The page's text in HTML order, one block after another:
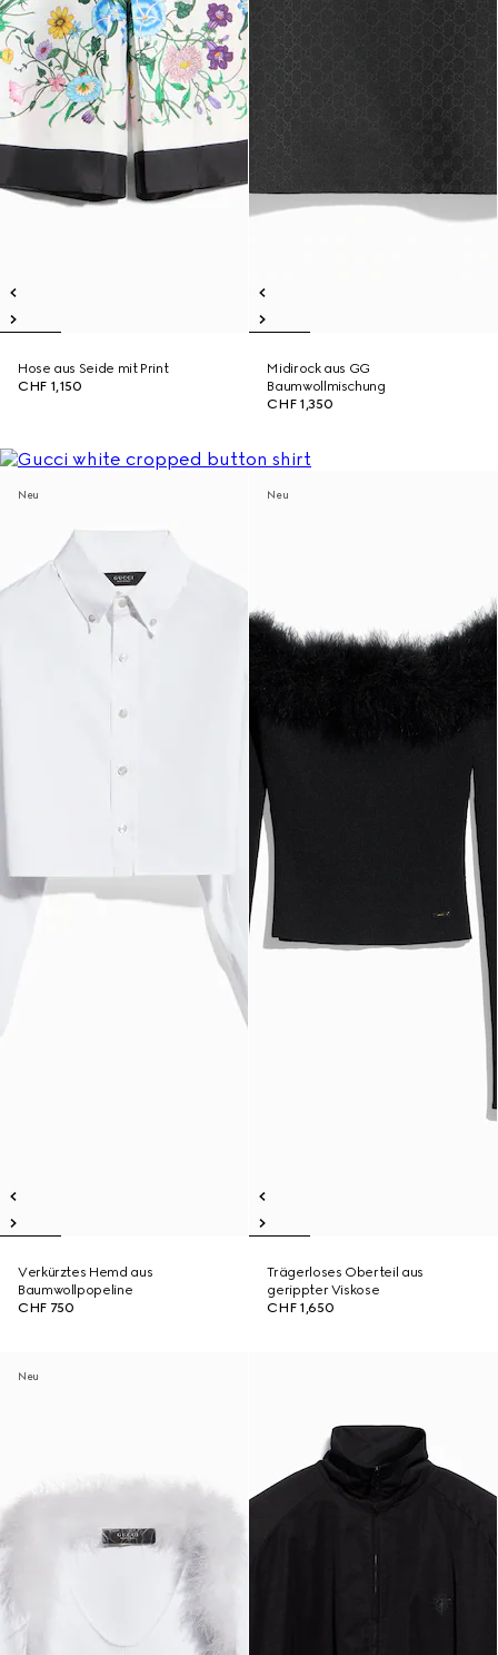
Hose aus Seide mit Print
CHF 1,150
Midirock aus GG
Baumwollmischung
CHF 1,350
Neu
Verkürztes Hemd aus
Baumwollpopeline
CHF 750
Neu
Trägerloses Oberteil aus
gerippter Viskose
CHF 1,650
Neu